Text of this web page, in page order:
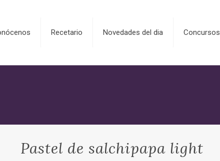
Recetario Novedades del dia Concursos
Pastel de salchipapa light